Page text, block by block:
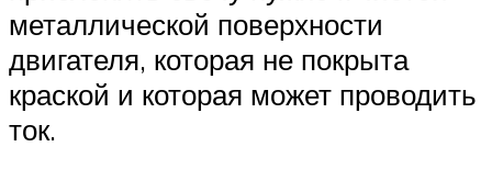
металлической поверхности
двигателя, которая не покрыта
краской и которая может проводить
ток.